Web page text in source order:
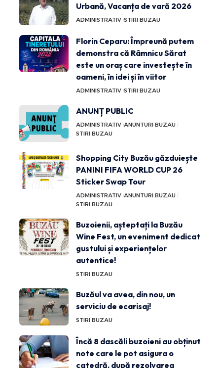
Urbană, Vacanța de vară 2026
ADMINISTRATIV STIRI BUZAU
Florin Ceparu: Împreună putem
demonstra că Râmnicu Sărat
este un oraș care investește în
oameni, în idei și în viitor
ADMINISTRATIV STIRI BUZAU
ANUNȚ PUBLIC
ADMINISTRATIV ANUNTURI BUZAU
STIRI BUZAU
Shopping City Buzău găzduiește
PANINI FIFA WORLD CUP 26
Sticker Swap Tour
ADMINISTRATIV ANUNTURI BUZAU
STIRI BUZAU
Buzoienii, așteptați la Buzău
Wine Fest, un eveniment dedicat
gustului și experiențelor
autentice!
STIRI BUZAU
Buzăul va avea, din nou, un
serviciu de ecarisaj!
STIRI BUZAU
Încă 8 dascăli buzoieni au obținut
note care le pot asigura o
catedră, după rezolvarea